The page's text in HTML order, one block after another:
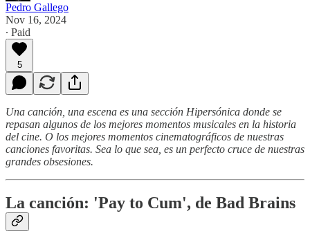
Pedro Gallego
Nov 16, 2024
∙ Paid
5
Una canción, una escena es una sección Hipersónica donde se
repasan algunos de los mejores momentos musicales en la historia
del cine. O los mejores momentos cinematográficos de nuestras
canciones favoritas. Sea lo que sea, es un perfecto cruce de nuestras
grandes obsesiones.
La canción: 'Pay to Cum', de Bad Brains